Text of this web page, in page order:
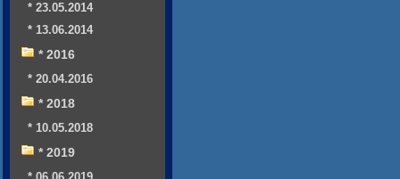
* 23.05.2014
* 13.06.2014
* 2016
* 20.04.2016
* 2018
* 10.05.2018
* 2019